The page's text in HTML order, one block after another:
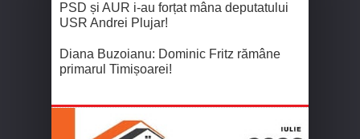
PSD și AUR i-au forțat mâna deputatului
USR Andrei Plujar!
Diana Buzoianu: Dominic Fritz rămâne
primarul Timișoarei!